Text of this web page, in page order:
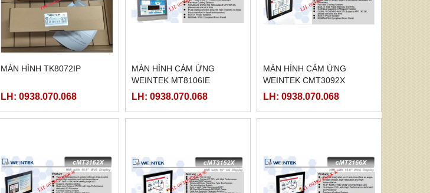
MÀN HÌNH TK8072IP
LH: 0938.070.068
MÀN HÌNH CẢM ỨNG
WEINTEK MT8106IE
LH: 0938.070.068
MÀN HÌNH CẢM ỨNG
WEINTEK CMT3092X
LH: 0938.070.068